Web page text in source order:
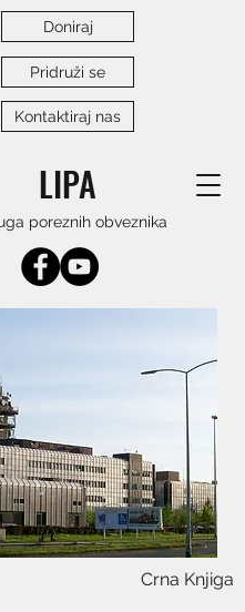
LIPA
poreznih obveznika
Doniraj
Pridruži se
Kontaktiraj nas
Crna Knjiga